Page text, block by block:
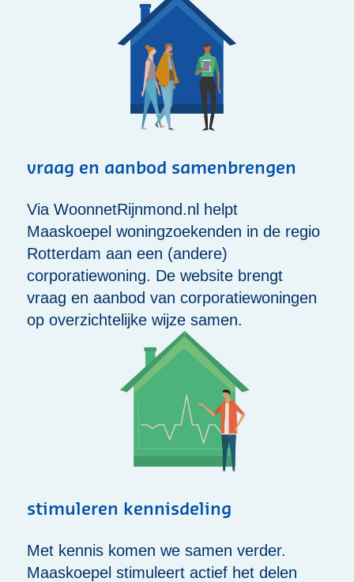
vraag en aanbod samenbrengen
Via WoonnetRijnmond.nl helpt
Maaskoepel woningzoekenden in de regio
Rotterdam aan een (andere)
corporatiewoning. De website brengt
vraag en aanbod van corporatiewoningen
op overzichtelijke wijze samen.
stimuleren kennisdeling
Met kennis komen we samen verder.
Maaskoepel stimuleert actief het delen